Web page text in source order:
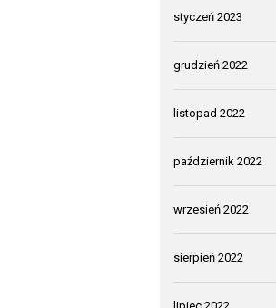
styczeń 2023
grudzień 2022
listopad 2022
październik 2022
wrzesień 2022
sierpień 2022